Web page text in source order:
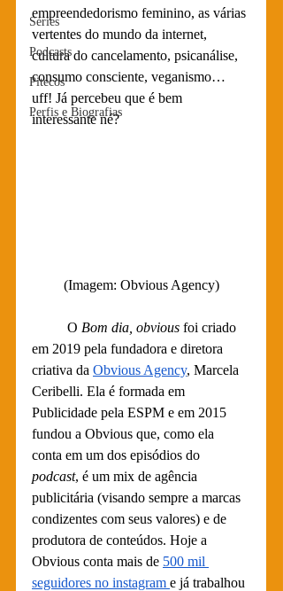
Séries
Podcasts
Pitecos
Perfis e Biografias
empreendedorismo feminino, as várias
vertentes do mundo da internet,
cultura do cancelamento, psicanálise,
consumo consciente, veganismo…
uff! Já percebeu que é bem
interessante né?
(Imagem: Obvious Agency)
	O
Bom dia, obvious foi criado
em 2019 pela fundadora e diretora
criativa da Obvious Agency, Marcela
Ceribelli. Ela é formada em
Publicidade pela ESPM e em 2015
fundou a Obvious que, como ela
conta em um dos episódios do
podcast, é um mix de agência
publicitária (visando sempre a marcas
condizentes com seus valores) e de
produtora de conteúdos. Hoje a
Obvious conta mais de 500 mil
seguidores no instagram e já trabalhou